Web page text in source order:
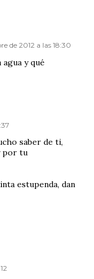
de 2012 a las 18:30
agua y qué
saber de ti,
por tu
estupenda, dan